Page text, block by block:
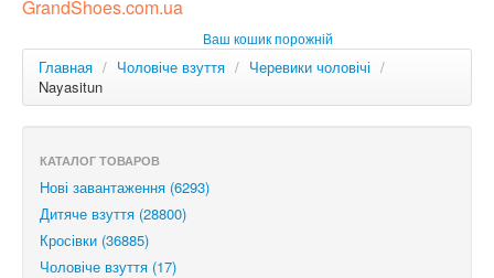
РОС
GrandShoes.com.ua
Ваш кошик порожній
Главная / Чоловіче взуття / Черевики чоловічі /
Nayasitun
КАТАЛОГ ТОВАРОВ
Нові завантаження (6293)
Дитяче взуття (28800)
Кросівки (36885)
Чоловіче взуття (17)